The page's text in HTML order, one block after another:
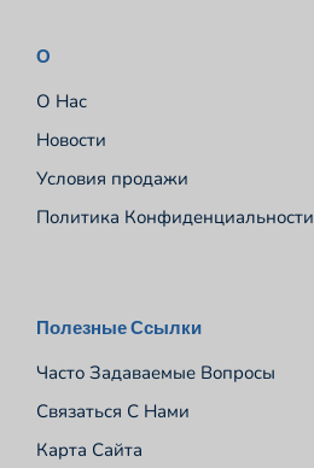
О
О Нас
Новости
Условия продажи
Политика Конфиденциальности
Полезные Ссылки
Часто Задаваемые Вопросы
Связаться С Нами
Карта Сайта